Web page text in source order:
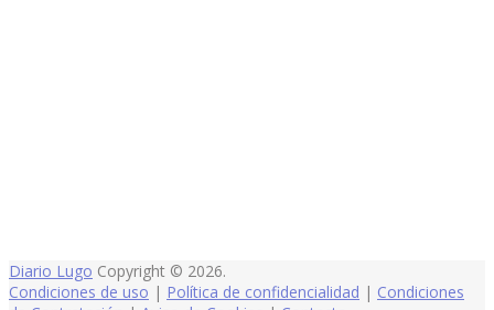
Diario Lugo Copyright © 2026.
Condiciones de uso | Política de confidencialidad | Condiciones